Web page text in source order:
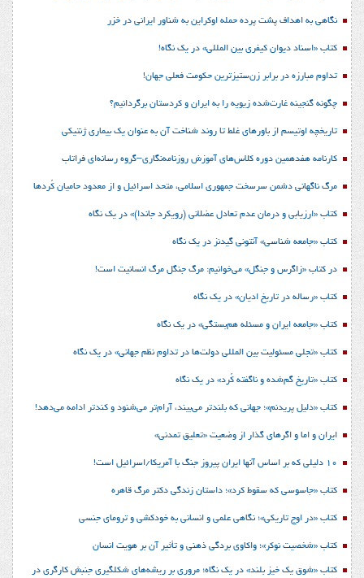
نگاهی به اهداف پشت پرده حمله اوکراین به شناور ایرانی در خزر
کتاب «اسناد دیوان کیفری بین المللی» در یک نگاه!
تداوم مبارزه در برابر زن‌ستیزترین حکومت فعلی جهان!
چگونه گنجینه غارت‌شده زیویه را به ایران و کردستان برگردانیم؟
تاریخچه اوتیسم از باورهای غلط تا روند شناخت آن به عنوان یک بیماری ژنتیکی
کارنامه هفدهمین دوره کلاس‌های آموزش روزنامه‌نگاری–گروه رسانه‌ای فراتاب
مرگ ناگهانی دشمن سرسخت جمهوری اسلامی، متحد اسرائیل و از معدود حامیان کُردها
کتاب «ارزیابی و درمان عدم تعادل عضلانی (رویکرد جاندا)» در یک نگاه
کتاب «جامعه شناسی» آنتونی گیدنز در یک نگاه
در کتاب «زاگرس و جنگل» می‌خوانیم: مرگ جنگل مرگ انسانیت است!
کتاب «رساله در تاریخ ادیان» در یک نگاه
کتاب «جامعه ایران و مسئله هم‌بستگی» در یک نگاه
کتاب «تجلی مسئولیت بین المللی دولت‌ها در تداوم نظم جهانی» در یک نگاه
کتاب «تاریخ گم‌شده و ناگفته کُرد» در یک نگاه
کتاب «دلیل پریدنم»؛ جهانی که بلندتر می‌بیند، آرام‌تر می‌شنود و کندتر ادامه می‌دهد!
ایران و اما و اگرهای گذار از وضعیت «تعلیق تمدنی»
10 دلیلی که بر اساس آنها ایران پیروز جنگ با آمریکا/اسرائیل است!
کتاب «جاسوسی که سقوط کرد»؛ داستان زندگی دکتر مرگ قاهره
کتاب «در اوج تاریکی»؛ نگاهی علمی و انسانی به خودکشی و ترومای جنسی
کتاب «شخصیت نوکر»؛ واکاوی بردگی ذهنی و تأثیر آن بر هویت انسان
کتاب «شوق یک خیز بلند» در یک نگاه؛ مروری بر ریشه‌های شکل‎گیری جنبش کارگری در